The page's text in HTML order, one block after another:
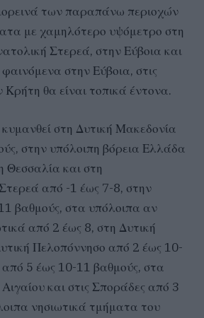
των παραπάνω περιοχών
με χαμηλότερο υψόμετρο στη
Στερεά, στην Εύβοια και
στην Εύβοια, στις
θα είναι τοπικά έντονα.
στη Δυτική Μακεδονία
στην υπόλοιπη βόρεια Ελλάδα
Θεσσαλία και στη
από -1 έως 7-8, στην
βαθμούς, στα υπόλοιπα αν
από 2 έως 8, στη Δυτική
Πελοπόννησο από 2 έως 10-
5 έως 10-11 βαθμούς, στα
και στις Σποράδες από 3
νησιωτικά τμήματα του